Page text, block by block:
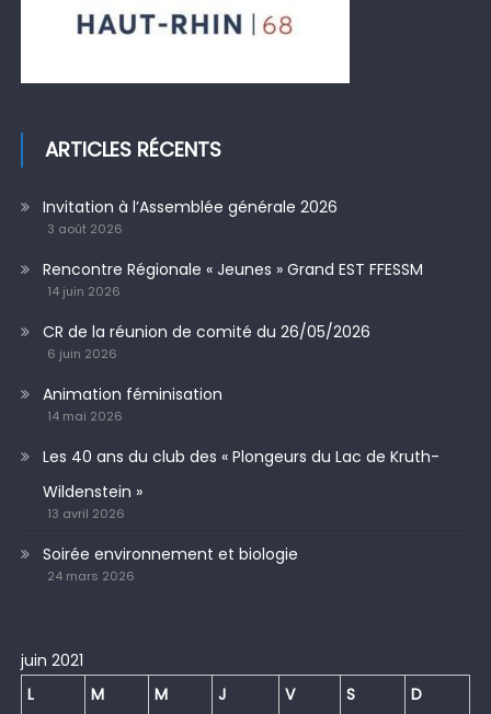
ARTICLES RÉCENTS
Invitation à l’Assemblée générale 2026
3 août 2026
Rencontre Régionale « Jeunes » Grand EST FFESSM
14 juin 2026
CR de la réunion de comité du 26/05/2026
6 juin 2026
Animation féminisation
14 mai 2026
Les 40 ans du club des « Plongeurs du Lac de Kruth-
Wildenstein »
13 avril 2026
Soirée environnement et biologie
24 mars 2026
juin 2021
L
M M J V S D